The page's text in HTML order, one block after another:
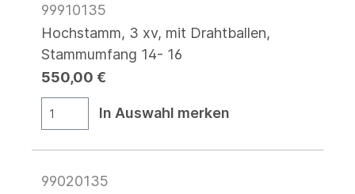
99910135
Hochstamm, 3 xv, mit Drahtballen,
Stammumfang 14- 16
550,00 €
In Auswahl merken
99020135